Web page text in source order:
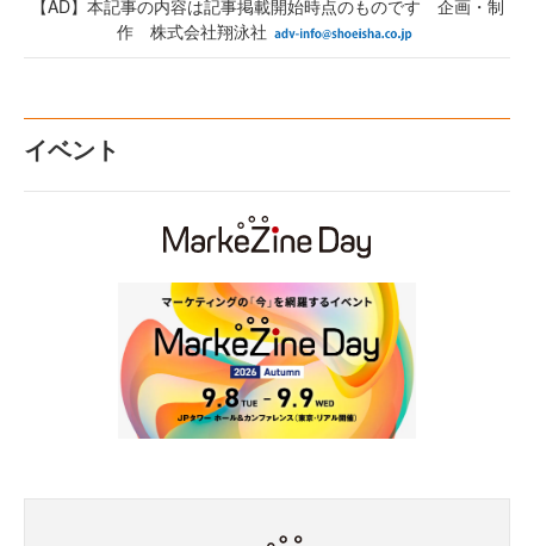
【AD】本記事の内容は記事掲載開始時点のものです 企画・制
作 株式会社翔泳社
イベント